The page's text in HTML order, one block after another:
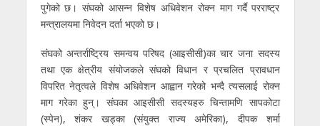
पुगेको छ। संघको आसन्न विशेष अधिवेशन रोक्न माग गर्दै परराष्ट्र
मन्त्रालयमा निवेदन दर्ता भएको छ।
संघको अन्तर्राष्ट्रिय समन्वय परिषद (आइसीसी)का चार जना सदस्य
तथा एक क्षेत्रीय संयोजकले संघको विधान र प्रचलित प्रावधान
विपरित नेतृत्वले विशेष अधिवेशन आह्वान गरेको भन्दै त्यसलाई रोक्न
माग गरेका हुन्। संघका आइसीसी सदस्यहरु चिन्तामणि सापकोटा
(स्पेन), शंकर खड्का (संयुक्त राज्य अमेरिका), दीपक शर्मा